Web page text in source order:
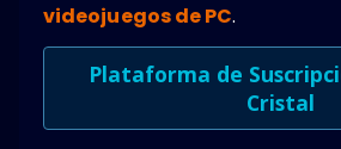
videojuegos de PC.
Plataforma de
Cristal